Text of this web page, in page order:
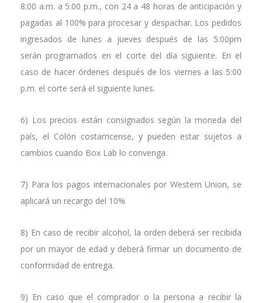
8:00 a.m. a 5:00 p.m., con 24 a 48 horas de anticipación y
pagadas al 100% para procesar y despachar. Los pedidos
ingresados de lunes a jueves después de las 5:00pm
serán programados en el corte del día siguiente. En el
caso de hacer órdenes después de los viernes a las 5:00
p.m. el corte será el siguiente lunes.
6) Los precios están consignados según la moneda del
país, el Colón costarricense, y pueden estar sujetos a
cambios cuando Box Lab lo convenga.
7) Para los pagos internacionales por Western Union, se
aplicará un recargo del 10%
8) En caso de recibir alcohol, la orden deberá ser recibida
por un mayor de edad y deberá firmar un documento de
conformidad de entrega.
9) En caso que el comprador o la persona a recibir la